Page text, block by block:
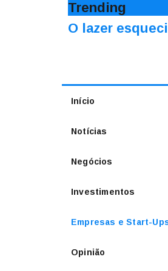
Trending
O lazer
Início
Notícias
Negócios
Investimentos
Empresas e Start-
Opinião